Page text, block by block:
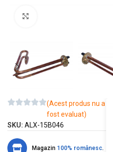
(Acest produs nu a
fost evaluat)
SKU: ALX-15B046
Magazin 100% românesc.